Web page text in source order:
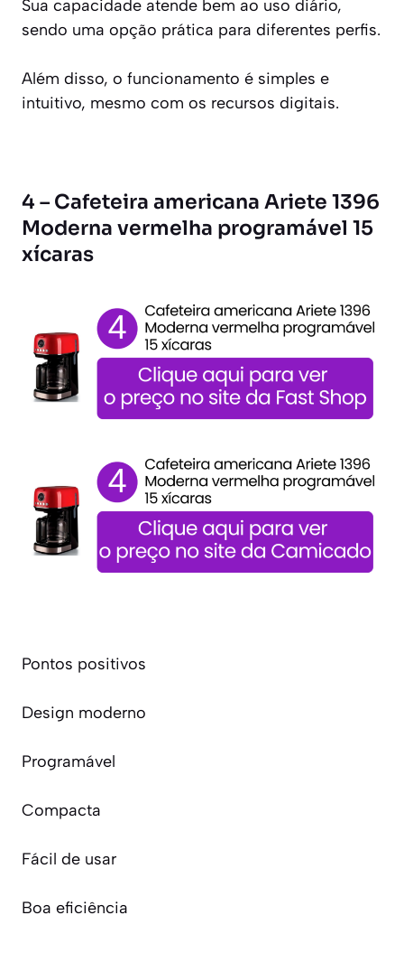
Sua capacidade atende bem ao uso diário,
sendo uma opção prática para diferentes perfis.
Além disso, o funcionamento é simples e
intuitivo, mesmo com os recursos digitais.
4 – Cafeteira americana Ariete 1396
Moderna vermelha programável 15
xícaras
Pontos positivos
Design moderno
Programável
Compacta
Fácil de usar
Boa eficiência